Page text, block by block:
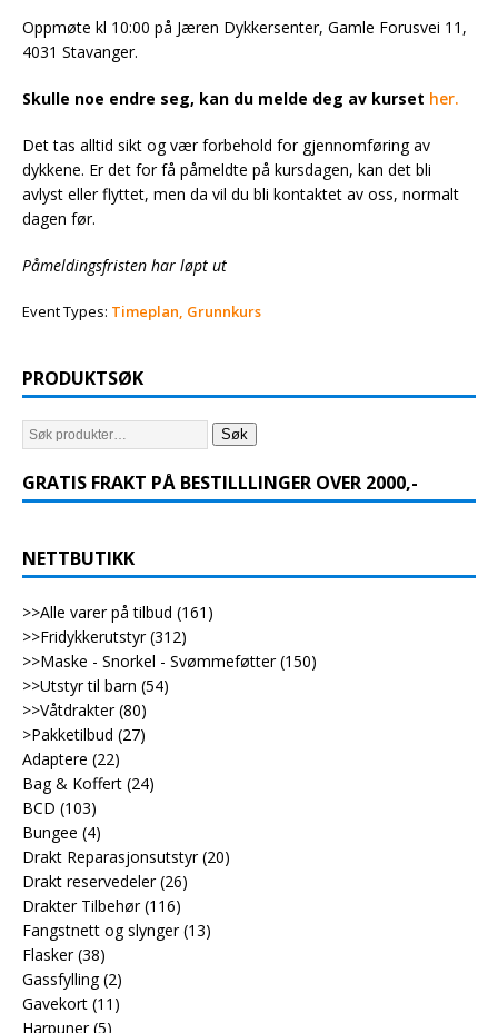
Oppmøte kl 10:00 på Jæren Dykkersenter, Gamle Forusvei 11,
4031 Stavanger.
Skulle noe endre seg, kan du melde deg av kurset her.
Det tas alltid sikt og vær forbehold for gjennomføring av
dykkene. Er det for få påmeldte på kursdagen, kan det bli
avlyst eller flyttet, men da vil du bli kontaktet av oss, normalt
dagen før.
Påmeldingsfristen har løpt ut
Event Types: Timeplan, Grunnkurs
PRODUKTSØK
Søk
GRATIS FRAKT PÅ BESTILLLINGER OVER 2000,-
NETTBUTIKK
>>Alle varer på tilbud (161)
>>Fridykkerutstyr (312)
>>Maske - Snorkel - Svømmeføtter (150)
>>Utstyr til barn (54)
>>Våtdrakter (80)
>Pakketilbud (27)
Adaptere (22)
Bag & Koffert (24)
BCD (103)
Bungee (4)
Drakt Reparasjonsutstyr (20)
Drakt reservedeler (26)
Drakter Tilbehør (116)
Fangstnett og slynger (13)
Flasker (38)
Gassfylling (2)
Gavekort (11)
Harpuner (5)